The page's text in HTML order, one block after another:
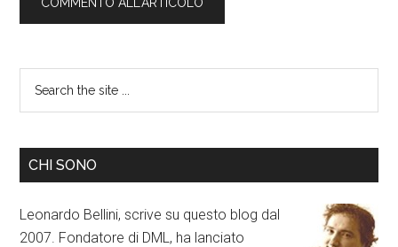
CHI SONO
Leonardo Bellini, scrive su questo blog dal
2007. Fondatore di DML, ha lanciato